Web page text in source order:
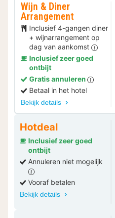
Wijn & Diner
Arrangement
Inclusief 4-gangen diner
+ wijnarrangement op
dag van aankomst
Inclusief zeer goed
ontbijt
Gratis annuleren
Betaal in het hotel
Bekijk details
Hotdeal
Inclusief zeer goed
ontbijt
Annuleren niet mogelijk
Vooraf betalen
Bekijk details